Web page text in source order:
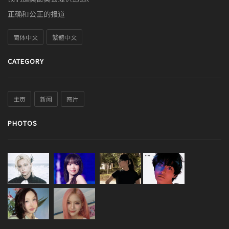
正确和公正的报道
简体中文 繁體中文
CATEGORY
主页 新闻 图片
PHOTOS